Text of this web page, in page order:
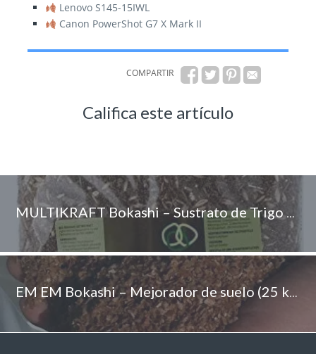
Lenovo S145-15IWL
Canon PowerShot G7 X Mark II
COMPARTIR
Califica este artículo
MULTIKRAFT Bokashi – Sustrato de Trigo fermentado (Bolsa de 600 g)
EM EM Bokashi – Mejorador de suelo (25 kg)